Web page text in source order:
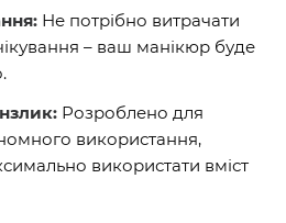
Не потрібно витрачати
– ваш манікюр буде
Розроблено для
використання,
використати вміст